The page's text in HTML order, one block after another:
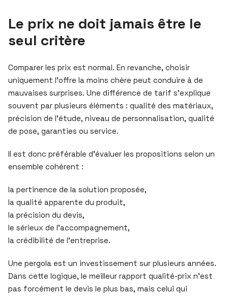
Le prix ne doit jamais être le
seul critère
Comparer les prix est normal. En revanche, choisir
uniquement l’offre la moins chère peut conduire à de
mauvaises surprises. Une différence de tarif s’explique
souvent par plusieurs éléments : qualité des matériaux,
précision de l’étude, niveau de personnalisation, qualité
de pose, garanties ou service.
Il est donc préférable d’évaluer les propositions selon un
ensemble cohérent :
la pertinence de la solution proposée,
la qualité apparente du produit,
la précision du devis,
le sérieux de l’accompagnement,
la crédibilité de l’entreprise.
Une pergola est un investissement sur plusieurs années.
Dans cette logique, le meilleur rapport qualité-prix n’est
pas forcément le devis le plus bas, mais celui qui